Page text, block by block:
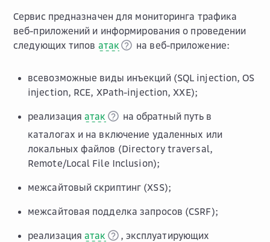
Сервис предназначен для мониторинга трафика
веб-приложений и информирования о проведении
следующих типов атак на веб-приложение:
всевозможные виды инъекций (SQL injection, OS
injection, RCE, XPath-injection, XXE);
реализацияатак
на обратный путь в
каталогах и на включение удаленных или
локальных файлов (Directory traversal,
Remote/Local File Inclusion);
межсайтовый скриптинг (XSS);
межсайтовая подделка запросов (CSRF);
реализацияатак
, эксплуатирующих